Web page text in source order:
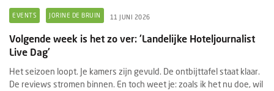
EVENTS JORINE DE BRUIN 11 JUNI 2026
Volgende week is het zo ver: 'Landelijke Hoteljournalist
Live Dag'
Het seizoen loopt. Je kamers zijn gevuld. De ontbijttafel staat klaar.
De reviews stromen binnen. En toch weet je: zoals ik het nu doe, wil